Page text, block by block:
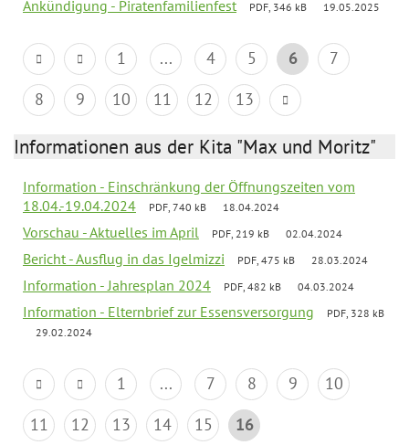
Ankündigung - Piratenfamilienfest PDF, 346 kB 19.05.2025
1 ... 4 5 6
7
8
9 10 11 12 13
Informationen aus der Kita "Max und Moritz"
Information - Einschränkung der Öffnungszeiten vom
18.04.-19.04.2024
PDF, 740 kB 18.04.2024
Vorschau - Aktuelles im April PDF, 219 kB 02.04.2024
Bericht - Ausflug in das Igelmizzi PDF, 475 kB 28.03.2024
Information - Jahresplan 2024 PDF, 482 kB 04.03.2024
Information - Elternbrief zur Essensversorgung
PDF, 328 kB
29.02.2024
1 ... 7 8 9
10
11
12 13 14 15 16